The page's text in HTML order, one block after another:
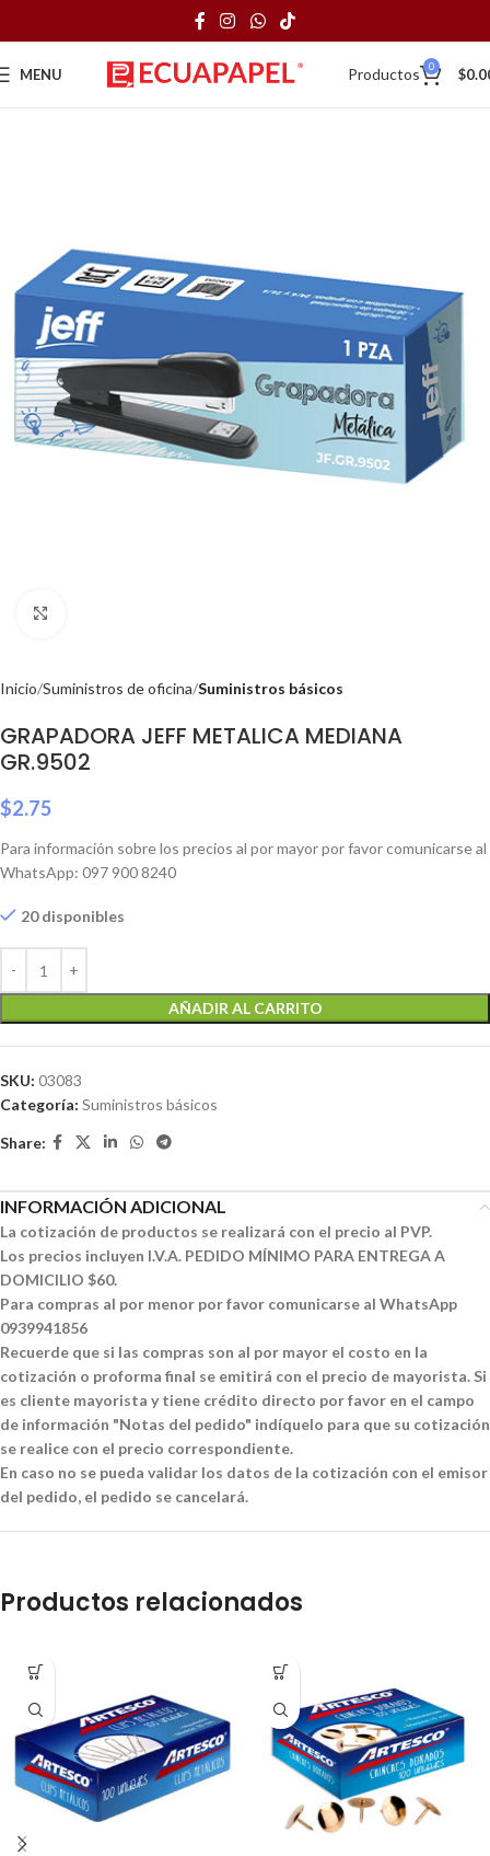
MENU Productos 0 $
Inicio Suministros de oficina Suministros básicos
GRAPADORA JEFF METALICA MEDIANA
GR.9502
$2.75
Para información sobre los precios al por mayor por favor comunicarse al
WhatsApp: 097 900 8240
20 disponibles
AÑADIR AL CARRITO
SKU: 03083
Categoría: Suministros básicos
Share:
INFORMACIÓN ADICIONAL
La cotización de productos se realizará con el precio al PVP.
Los precios incluyen I.V.A. PEDIDO MÍNIMO PARA ENTREGA A
DOMICILIO $60.
Para compras al por menor por favor comunicarse al WhatsApp
0939941856
Recuerde que si las compras son al por mayor el costo en la
cotización o proforma final se emitirá con el precio de mayorista. Si
es cliente mayorista y tiene crédito directo por favor en el campo
de información "Notas del pedido" indíquelo para que su cotización
se realice con el precio correspondiente.
En caso no se pueda validar los datos de la cotización con el emisor
del pedido, el pedido se cancelará.
Productos relacionados